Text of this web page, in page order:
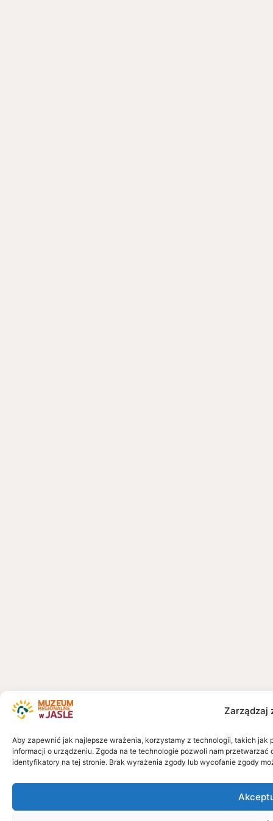
Zarządzaj
Aby zapewnić jak najlepsze wrażenia, korzystamy z technologii, takich
informacji o urządzeniu. Zgoda na te technologie pozwoli nam
identyfikatory na tej stronie. Brak wyrażenia zgody lub wycofanie zgody